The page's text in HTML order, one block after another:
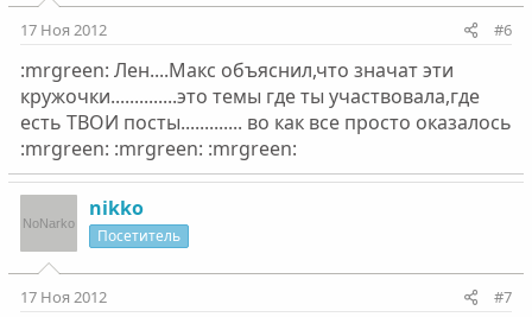
17 Ноя 2012 #6
:mrgreen: Лен....Макс объяснил,что значат эти
кружочки..............это темы где ты участвовала,где
есть ТВОИ посты............. во как все просто оказалось
:mrgreen: :mrgreen: :mrgreen:
nikko
Посетитель
17 Ноя 2012 #7